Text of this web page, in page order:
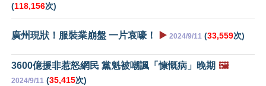
(118,156次)
廣州現狀！服裝業崩盤 一片哀嚎！ ▶️ 2024/9/11 (33,559次)
3600億援非惹怒網民 黨魁被嘲諷「慷慨病」晚期 🖼️
2024/9/11 (35,415次)